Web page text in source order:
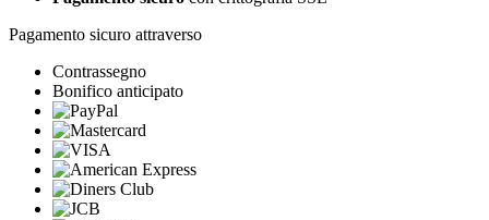
Pagamento sicuro attraverso
Contrassegno
Bonifico anticipato